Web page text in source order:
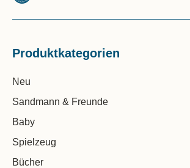
Produktkategorien
Neu
Sandmann & Freunde
Baby
Spielzeug
Bücher